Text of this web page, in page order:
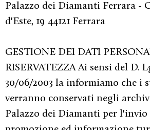
Palazzo dei Diamanti Ferrara -
d'Este, 19 44121 Ferrara
GESTIONE DEI DATI
RISERVATEZZA Ai sensi del D.
30/06/2003 la informiamo che i
verranno conservati negli
Palazzo dei Diamanti per